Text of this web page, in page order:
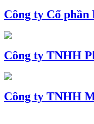
Công ty Cổ
Công ty TNHH
Công ty TNHH